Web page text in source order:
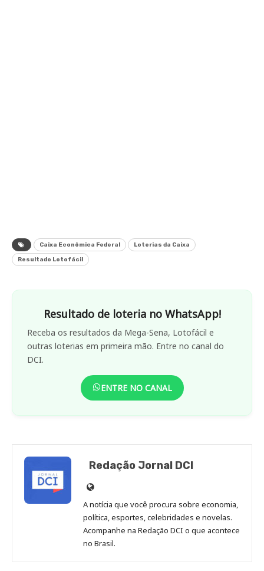
Caixa Econômica Federal Loterias da Caixa
Resultado Lotofácil
Resultado de loteria no WhatsApp!
Receba os resultados da Mega-Sena, Lotofácil e
outras loterias em primeira mão. Entre no canal do
DCI.
ENTRE NO CANAL
Redação Jornal DCI
Site
de
Redação
Jornal
DCI
A notícia que você procura sobre economia,
política, esportes, celebridades e novelas.
Acompanhe na Redação DCI o que acontece
no Brasil.